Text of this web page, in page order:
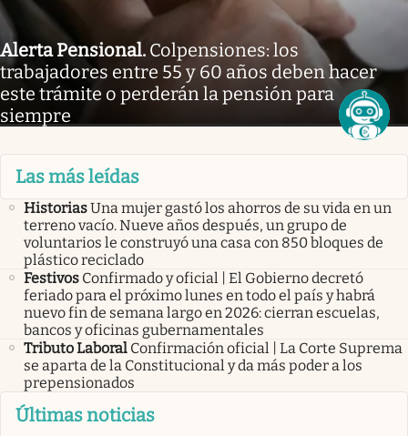
Alerta Pensional. Colpensiones: los
trabajadores entre 55 y 60 años deben hacer
este trámite o perderán la pensión para
siempre
Las más leídas
HistoriasUna mujer gastó los ahorros de su vida en un
terreno vacío. Nueve años después, un grupo de
voluntarios le construyó una casa con 850 bloques de
plástico reciclado
Festivos Confirmado y oficial | El Gobierno decretó
feriado para el próximo lunes en todo el país y habrá
nuevo fin de semana largo en 2026: cierran escuelas,
bancos y oficinas gubernamentales
Tributo Laboral Confirmación oficial | La Corte Suprema
se aparta de la Constitucional y da más poder a los
prepensionados
Últimas noticias